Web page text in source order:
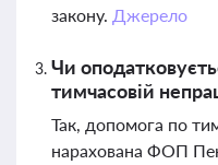
закону. Джерело
Чи
тимчасовій
Так, допомога по
нарахована ФОП